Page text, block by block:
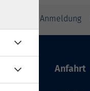
zur Anmeldung
Anfahrt